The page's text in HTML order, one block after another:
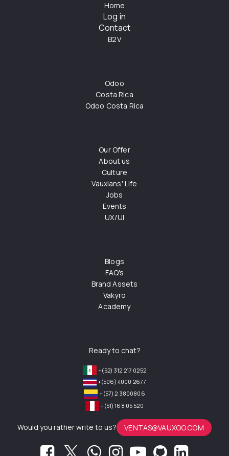
Home
Log in
Contact
B2V
Odoo
Costa Rica
Odoo Costa Rica
Our Offer
About us
Culture
Vauxians' Life
Jobs
Events
UX/UI
Blogs
FAQ's
Brand Assets
Vakyro
Academy
Ready to chat?
+(52) 312 217 0252
+(506) 4000 2677
+(57) 2 3800806
+(51) 168 05 520
Would you rather write to us? VENTAS@VAUXOO.COM